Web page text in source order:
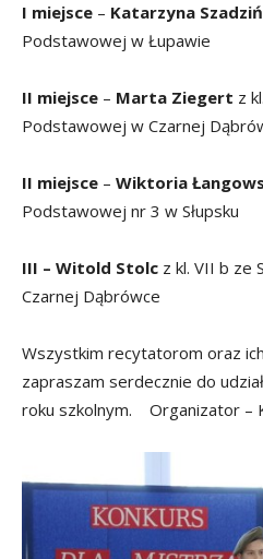
I miejsce – Katarzyna
Podstawowej w Łupawie
II miejsce – Marta Ziegert z
Podstawowej w Czarnej
II miejsce – Wiktoria
Podstawowej nr 3 w Słupsku
III – Witold Stolc z kl. VII b ze
Czarnej Dąbrówce
Wszystkim recytatorom oraz
zapraszam serdecznie do
roku szkolnym. Organizator –